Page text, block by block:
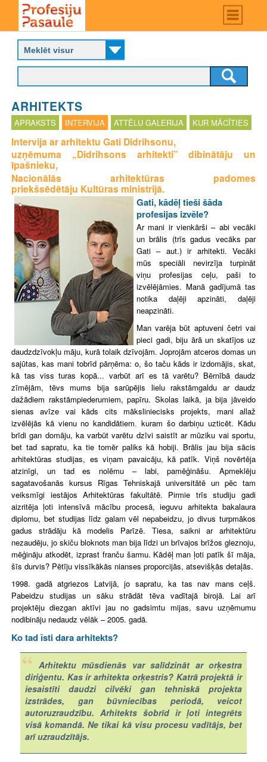
main
content
Main
menu
P
o
f
e
i
j
u
p
a
s
a
u
l
e
ARHITEKTS
APRAKSTS INTERVIJA ATTĒLU GALERIJA KUR MĀCĪTIES
Intervija ar arhitektu Gati Didrihsonu,
uzņēmuma „Didrihsons arhitekti” dibinātāju un
īpašnieku,
Nacionālās arhitektūras padomes
priekšsēdētāju Kultūras ministrijā.
Gati, kādēļ tieši šāda
profesijas izvēle?
Ar mani ir vienkārši – abi vecāki
un brālis (trīs gadus vecāks par
Gati – aut.) ir arhitekti. Vecāki
mūs speciāli nevirzīja turpināt
viņu profesijas ceļu, paši to
izvēlējāmies. Manā gadījumā tas
notika daļēji apzināti, daļēji
neapzināti.
Man varēja būt aptuveni četri vai
pieci gadi, biju ārā un skatījos uz
daudzdzīvokļu māju, kurā tolaik dzīvojām. Joprojām atceros domas un
sajūtas, kas mani tobrīd pārņēma: o, šo taču kāds ir izdomājis, skat,
kā tas viss turas kopā... varbūt arī es tā varētu? Bērnībā daudz
zīmējām, tēvs mums bija sarūpējis lielu rakstāmgaldu ar daudz
dažādiem rakstāmpiederumiem, papīru. Skolas laikā, ja bija jāveido
sienas avīze vai kāds cits māksliniecisks projekts, mani allaž
izvēlējās kā vienu no kandidātiem, kuram šo darbiņu uzticēt. Kādu
brīdi gan domāju, ka varbūt varētu dzīvi saistīt ar mūziku vai sportu,
bet tad sapratu, ka tie tomēr paliks kā hobiji. Brālis jau bija sācis
arhitektūras studijas, es viņam pavaicāju, kā patīk. Viņš novērtēja
atzinīgi, un tad es nolēmu – labi, pamēģināšu. Apmeklēju
sagatavošanās kursus Rīgas Tehniskajā universitātē un pēc tam
veiksmīgi iestājos Arhitektūras fakultātē. Pirmie trīs studiju gadi
aizritēja ļoti intensīvā mācību procesā, ieguvu arhitekta bakalaura
diplomu, bet studijas līdz galam vēl nepabeidzu, jo divus turpmākos
gadus strādāju kā modelis Parīzē. Tiesa, saikni ar arhitektūru
nezaudēju, jo skiču bloknots man bija līdzi un brīvajos brīžos gleznoju,
mēģināju atkodēt, izprast franču šarmu. Kādēļ man ļoti patīk šī māja,
šīs durvis? Pētīju vissīkākās nianses proporcijās, atsevišķās detaļās.
1998. gadā atgriezos Latvijā, jo sapratu, ka tas nav mans ceļš.
Pabeidzu studijas un sāku strādāt tēva vadītajā birojā. Lai arī
projektēju diezgan aktīvi jau no gadsimtu mijas, savu uzņēmumu
nodibināju nedaudz vēlāk – 2005. gadā.
Ko tad īsti dara arhitekts?
Arhitektu mūsdienās var salīdzināt ar orķestra
diriģentu. Kas ir arhitekta orķestris? Katrā projektā ir
iesaistīti daudzi cilvēki gan tehniskā projekta
izstrādes, gan būvniecības periodā, veicot
autoruzraudzību. Arhitekts šobrīd ir ļoti integrēts
visā komandā. Ne tikai kā visu procesu vadītājs, bet
arī uzraudzītājs.